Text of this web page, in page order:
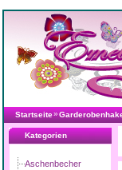
Startseite»
Kategorien
Aschenbecher